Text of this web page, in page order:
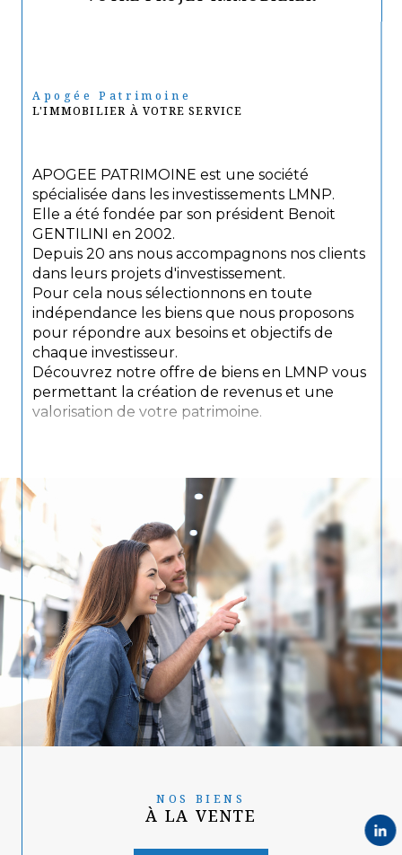
Apogée Patrimoine
L'IMMOBILIER À VOTRE SERVICE
APOGEE PATRIMOINE est une société
spécialisée dans les investissements LMNP.
Elle a été fondée par son président Benoit
GENTILINI en 2002.
Depuis 20 ans nous accompagnons nos clients
dans leurs projets d'investissement.
Pour cela nous sélectionnons en toute
indépendance les biens que nous proposons
pour répondre aux besoins et objectifs de
chaque investisseur.
Découvrez notre offre de biens en LMNP vous
permettant la création de revenus et une
valorisation de votre patrimoine.
NOS BIENS
À LA VENTE